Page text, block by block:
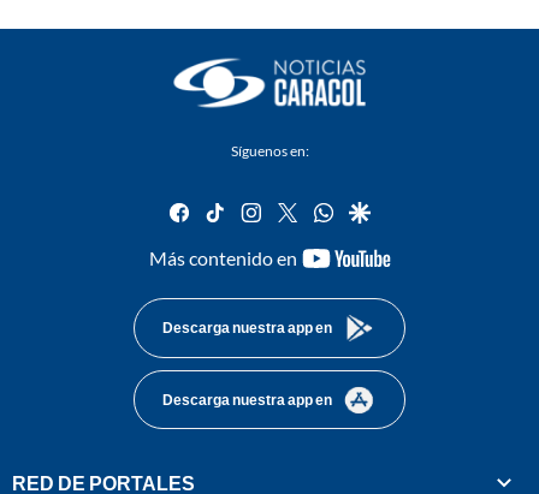
Síguenos en:
facebook
tiktok instagram
twitterwhatsapp
google
Más contenido en
youtube-
Descarga nuestra app en
Descarga nuestra app en
RED DE PORTALES